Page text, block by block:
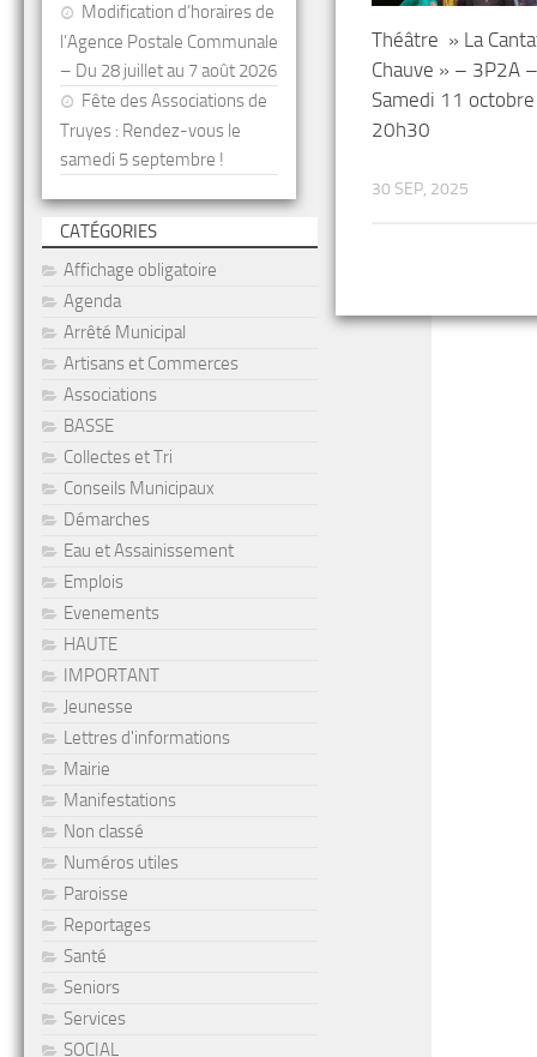
Théâtre » La
Chauve » – 3P2A –
Samedi 11
20h30
30 SEP, 2025
Modification d’horaires de
l’Agence Postale Communale
– Du 28 juillet au 7 août 2026
Fête des Associations de
Truyes : Rendez-vous le
samedi 5 septembre !
CATÉGORIES
Affichage obligatoire
Agenda
Arrêté Municipal
Artisans et Commerces
Associations
BASSE
Collectes et Tri
Conseils Municipaux
Démarches
Eau et Assainissement
Emplois
Evenements
HAUTE
IMPORTANT
Jeunesse
Lettres d'informations
Mairie
Manifestations
Non classé
Numéros utiles
Paroisse
Reportages
Santé
Seniors
Services
SOCIAL